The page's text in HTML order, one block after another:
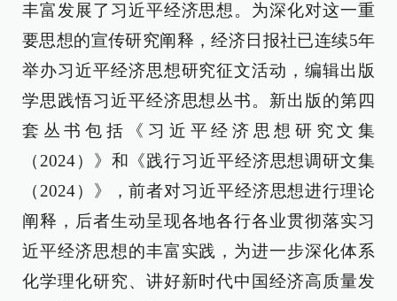
丰富发展了习近平经济思想。为深化对这一重
要思想的宣传研究阐释，经济日报社已连续5年
举办习近平经济思想研究征文活动，编辑出版
学思践悟习近平经济思想丛书。新出版的第四
套丛书包括《习近平经济思想研究文集
（2024）》和《践行习近平经济思想调研文集
（2024）》，前者对习近平经济思想进行理论
阐释，后者生动呈现各地各行各业贯彻落实习
近平经济思想的丰富实践，为进一步深化体系
化学理化研究、讲好新时代中国经济高质量发